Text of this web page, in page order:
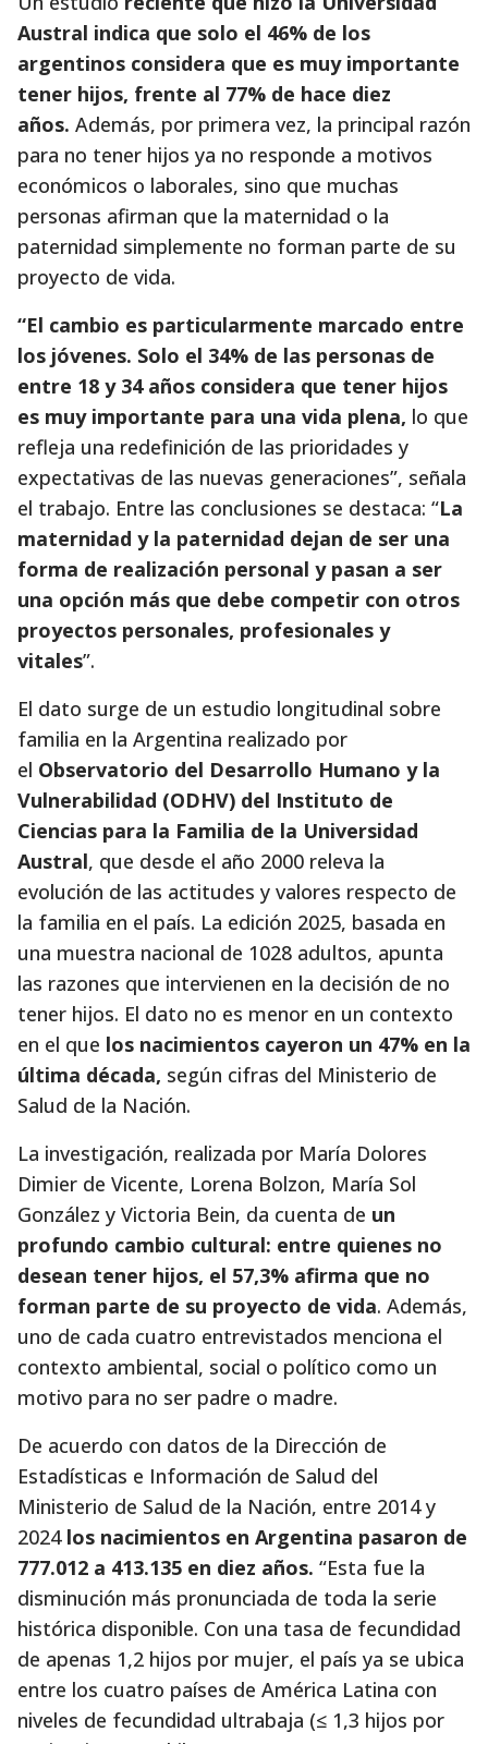
Austral indica que solo el 46% de los
argentinos considera que es muy importante
tener hijos, frente al 77% de hace diez
años. Además, por primera vez, la principal razón
para no tener hijos ya no responde a motivos
económicos o laborales, sino que muchas
personas afirman que la maternidad o la
paternidad simplemente no forman parte de su
proyecto de vida.
“El cambio es particularmente marcado entre
los jóvenes. Solo el 34% de las personas de
entre 18 y 34 años considera que tener hijos
es muy importante para una vida plena, lo que
refleja una redefinición de las prioridades y
expectativas de las nuevas generaciones”, señala
el trabajo. Entre las conclusiones se destaca: “La
maternidad y la paternidad dejan de ser una
forma de realización personal y pasan a ser
una opción más que debe competir con otros
proyectos personales, profesionales y
vitales”.
El dato surge de un estudio longitudinal sobre
familia en la Argentina realizado por
el Observatorio del Desarrollo Humano y la
Vulnerabilidad (ODHV) del Instituto de
Ciencias para la Familia de la Universidad
Austral, que desde el año 2000 releva la
evolución de las actitudes y valores respecto de
la familia en el país. La edición 2025, basada en
una muestra nacional de 1028 adultos, apunta
las razones que intervienen en la decisión de no
tener hijos. El dato no es menor en un contexto
en el que los nacimientos cayeron un 47% en la
última década, según cifras del Ministerio de
Salud de la Nación.
La investigación, realizada por María Dolores
Dimier de Vicente, Lorena Bolzon, María Sol
González y Victoria Bein, da cuenta de un
profundo cambio cultural: entre quienes no
desean tener hijos, el 57,3% afirma que no
forman parte de su proyecto de vida. Además,
uno de cada cuatro entrevistados menciona el
contexto ambiental, social o político como un
motivo para no ser padre o madre.
De acuerdo con datos de la Dirección de
Estadísticas e Información de Salud del
Ministerio de Salud de la Nación, entre 2014 y
2024 los nacimientos en Argentina pasaron de
777.012 a 413.135 en diez años. “Esta fue la
disminución más pronunciada de toda la serie
histórica disponible. Con una tasa de fecundidad
de apenas 1,2 hijos por mujer, el país ya se ubica
entre los cuatro países de América Latina con
niveles de fecundidad ultrabaja (≤ 1,3 hijos por